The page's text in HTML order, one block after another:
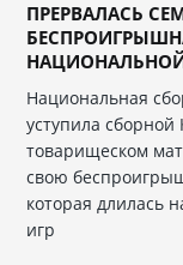
ПРЕРВАЛАСЬ
Национальная
уступила сборной
товарищеском
свою
которая длилась
игр